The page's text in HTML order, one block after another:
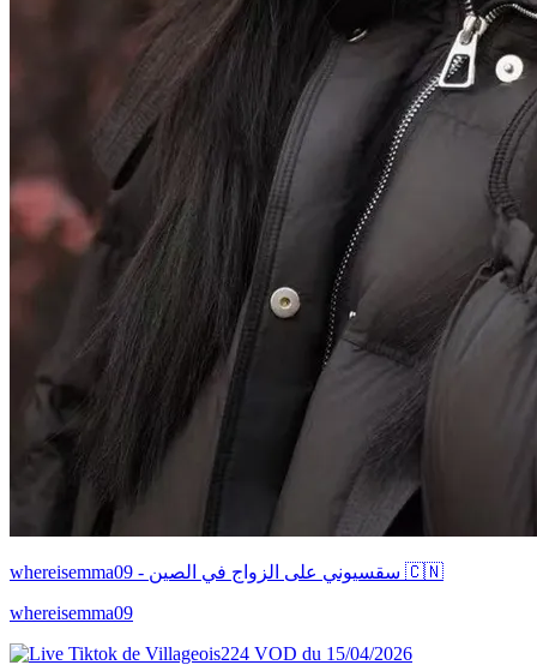
whereisemma09 - سقسيوني على الزواج في الصين 🇨🇳
whereisemma09